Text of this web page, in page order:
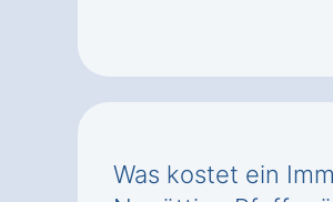
Was kostet ein